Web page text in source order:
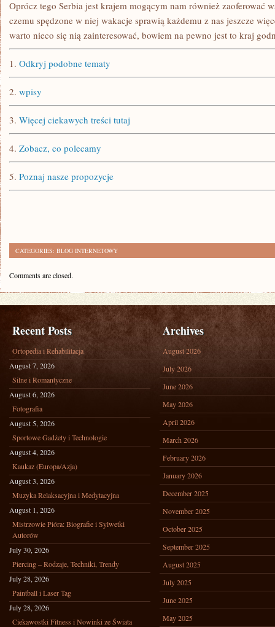
Oprócz tego Serbia jest krajem mogącym nam również zaoferować
czemu spędzone w niej wakacje sprawią każdemu z nas jeszcze
warto nieco się nią zainteresować, bowiem na pewno jest to kraj
1. Odkryj podobne tematy
2. wpisy
3. Więcej ciekawych treści tutaj
4. Zobacz, co polecamy
5. Poznaj nasze propozycje
CATEGORIES: BLOG INTERNETOWY
Comments are closed.
Recent Posts
Ortopedia i Rehabilitacja
August 7, 2026
Silne i Romantyczne
August 6, 2026
Fotografia
August 5, 2026
Sportowe Gadżety i Technologie
August 4, 2026
Kaukaz (Europa/Azja)
August 3, 2026
Muzyka Relaksacyjna i Medytacyjna
August 1, 2026
Mistrzowie Pióra: Biografie i Sylwetki
Autorów
July 30, 2026
Piercing – Rodzaje, Techniki, Trendy
July 28, 2026
Paintball i Laser Tag
July 28, 2026
Ciekawostki Fitness i Nowinki ze Świata
Archives
August 2026
July 2026
June 2026
May 2026
April 2026
March 2026
February 2026
January 2026
December 2025
November 2025
October 2025
September 2025
August 2025
July 2025
June 2025
May 2025